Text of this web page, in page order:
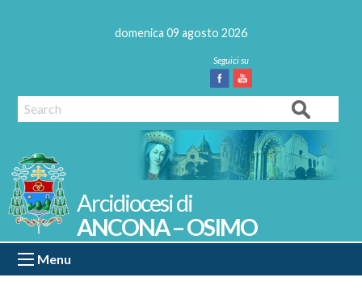
domenica 09 agosto 2026
Facebook
Youtube
Search
ANCONA – OSIMO
Menu